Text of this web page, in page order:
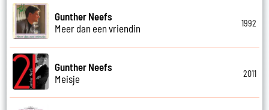
Gunther Neefs
Meer dan een vriendin
1992
Gunther Neefs
Meisje
2011